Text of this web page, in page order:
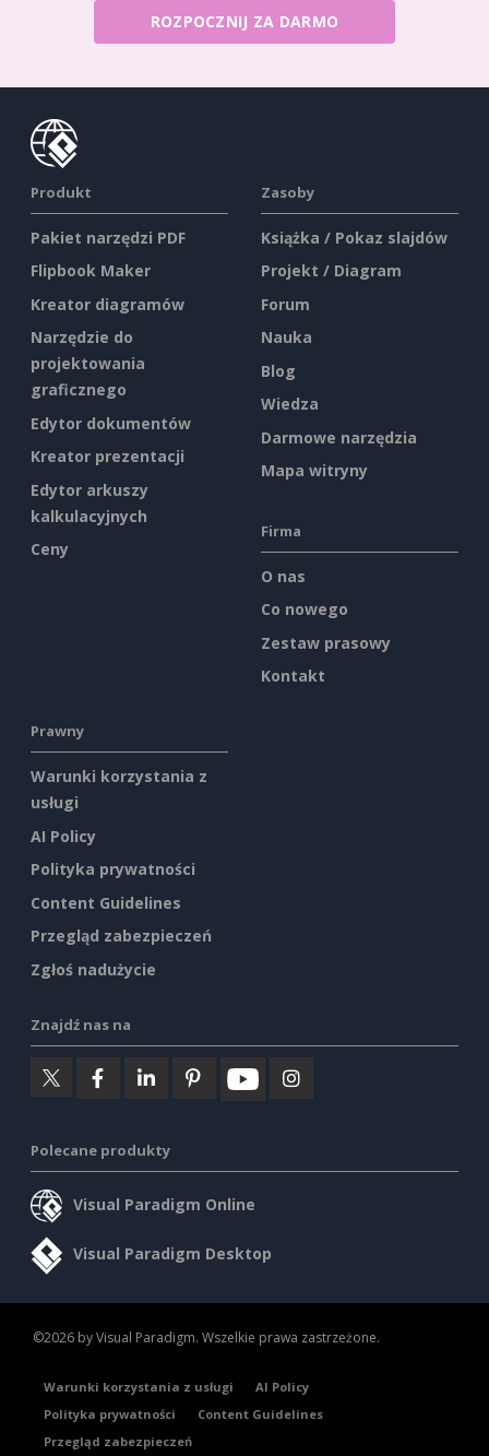
ROZPOCZNIJ ZA DARMO
Produkt
Pakiet narzędzi PDF
Flipbook Maker
Kreator diagramów
Narzędzie do
projektowania
graficznego
Edytor dokumentów
Kreator prezentacji
Edytor arkuszy
kalkulacyjnych
Ceny
Zasoby
Książka / Pokaz slajdów
Projekt / Diagram
Forum
Nauka
Blog
Wiedza
Darmowe narzędzia
Mapa witryny
Firma
O nas
Co nowego
Zestaw prasowy
Kontakt
Prawny
Warunki korzystania z
usługi
AI Policy
Polityka prywatności
Content Guidelines
Przegląd zabezpieczeń
Zgłoś nadużycie
Znajdź nas na
Polecane produkty
Visual Paradigm Online
Visual Paradigm Desktop
©2026 by Visual Paradigm. Wszelkie prawa zastrzeżone.
Warunki korzystania z usługi
AI Policy
Polityka prywatności
Content Guidelines
Przegląd zabezpieczeń